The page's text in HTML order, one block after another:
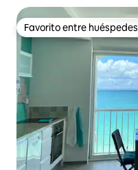
Favorito entre huéspedes
Favorito entre huéspedes